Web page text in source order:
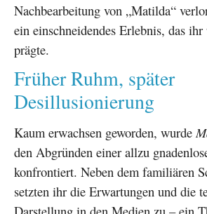
Nachbearbeitung von „Matilda“
ein einschneidendes Erlebnis, das ihr
prägte.
Früher Ruhm, später
Desillusionierung
Kaum erwachsen geworden, wurde
den Abgründen einer allzu
konfrontiert. Neben dem familiären
setzten ihr die Erwartungen und die